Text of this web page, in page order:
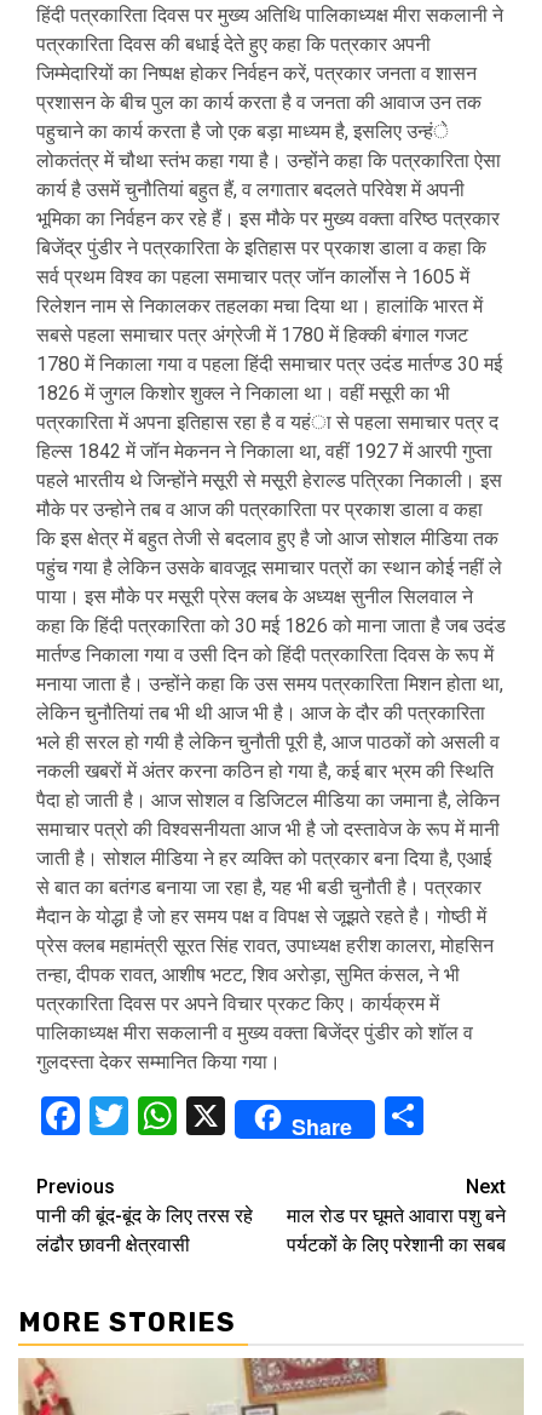
हिंदी पत्रकारिता दिवस पर मुख्य अतिथि पालिकाध्यक्ष मीरा सकलानी ने
पत्रकारिता दिवस की बधाई देते हुए कहा कि पत्रकार अपनी
जिम्मेदारियों का निष्पक्ष होकर निर्वहन करें, पत्रकार जनता व शासन
प्रशासन के बीच पुल का कार्य करता है व जनता की आवाज उन तक
पहुचाने का कार्य करता है जो एक बड़ा माध्यम है, इसलिए उन्हंे
लोकतंत्र में चौथा स्तंभ कहा गया है। उन्होंने कहा कि पत्रकारिता ऐसा
कार्य है उसमें चुनौतियां बहुत हैं, व लगातार बदलते परिवेश में अपनी
भूमिका का निर्वहन कर रहे हैं। इस मौके पर मुख्य वक्ता वरिष्ठ पत्रकार
बिजेंद्र पुंडीर ने पत्रकारिता के इतिहास पर प्रकाश डाला व कहा कि
सर्व प्रथम विश्व का पहला समाचार पत्र जॉन कार्लाेस ने 1605 में
रिलेशन नाम से निकालकर तहलका मचा दिया था। हालांकि भारत में
सबसे पहला समाचार पत्र अंग्रेजी में 1780 में हिक्की बंगाल गजट
1780 में निकाला गया व पहला हिंदी समाचार पत्र उदंड मार्तण्ड 30 मई
1826 में जुगल किशोर शुक्ल ने निकाला था। वहीं मसूरी का भी
पत्रकारिता में अपना इतिहास रहा है व यहंा से पहला समाचार पत्र द
हिल्स 1842 में जॉन मेकनन ने निकाला था, वहीं 1927 में आरपी गुप्ता
पहले भारतीय थे जिन्होंने मसूरी से मसूरी हेराल्ड पत्रिका निकाली। इस
मौके पर उन्होने तब व आज की पत्रकारिता पर प्रकाश डाला व कहा
कि इस क्षेत्र में बहुत तेजी से बदलाव हुए है जो आज सोशल मीडिया तक
पहुंच गया है लेकिन उसके बावजूद समाचार पत्रों का स्थान कोई नहीं ले
पाया। इस मौके पर मसूरी प्रेस क्लब के अध्यक्ष सुनील सिलवाल ने
कहा कि हिंदी पत्रकारिता को 30 मई 1826 को माना जाता है जब उदंड
मार्तण्ड निकाला गया व उसी दिन को हिंदी पत्रकारिता दिवस के रूप में
मनाया जाता है। उन्होंने कहा कि उस समय पत्रकारिता मिशन होता था,
लेकिन चुनौतियां तब भी थी आज भी है। आज के दौर की पत्रकारिता
भले ही सरल हो गयी है लेकिन चुनौती पूरी है, आज पाठकों को असली व
नकली खबरों में अंतर करना कठिन हो गया है, कई बार भ्रम की स्थिति
पैदा हो जाती है। आज सोशल व डिजिटल मीडिया का जमाना है, लेकिन
समाचार पत्रो की विश्वसनीयता आज भी है जो दस्तावेज के रूप में मानी
जाती है। सोशल मीडिया ने हर व्यक्ति को पत्रकार बना दिया है, एआई
से बात का बतंगड बनाया जा रहा है, यह भी बडी चुनौती है। पत्रकार
मैदान के योद्धा है जो हर समय पक्ष व विपक्ष से जूझते रहते है। गोष्ठी में
प्रेस क्लब महामंत्री सूरत सिंह रावत, उपाध्यक्ष हरीश कालरा, मोहसिन
तन्हा, दीपक रावत, आशीष भटट, शिव अरोड़ा, सुमित कंसल, ने भी
पत्रकारिता दिवस पर अपने विचार प्रकट किए। कार्यक्रम में
पालिकाध्यक्ष मीरा सकलानी व मुख्य वक्ता बिजेंद्र पुंडीर को शॉल व
गुलदस्ता देकर सम्मानित किया गया।
Facebook
TwitterWhatsApp
X Share
Continue
Reading
Previous
पानी की बूंद-बूंद के लिए तरस रहे
लंढौर छावनी क्षेत्रवासी
Next
माल रोड पर घूमते आवारा पशु बने
पर्यटकों के लिए परेशानी का सबब
MORE STORIES